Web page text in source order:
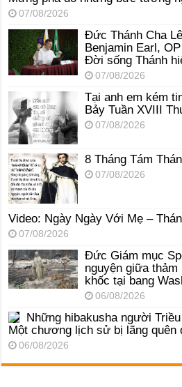
07/08/2026
Đức Thánh Cha
Benjamin Earl,
Đời sống Thánh
07/08/2026
Tại anh em kém
Bảy Tuần XVIII
07/08/2026
8 Tháng Tám
07/08/2026
Video: Ngày Ngày Với Mẹ –
07/08/2026
Đức Giám mục
nguyện giữa
khốc tại bang
06/08/2026
Những hibakusha người
Một chương lịch sử bị lãng quên
06/08/2026